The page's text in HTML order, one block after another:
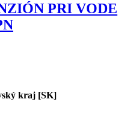
PRI VODE
kraj [SK]